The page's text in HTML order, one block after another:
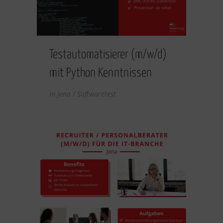
Testautomatisierer (m/w/d)
mit Python Kenntnissen
In Jena / Softwaretest